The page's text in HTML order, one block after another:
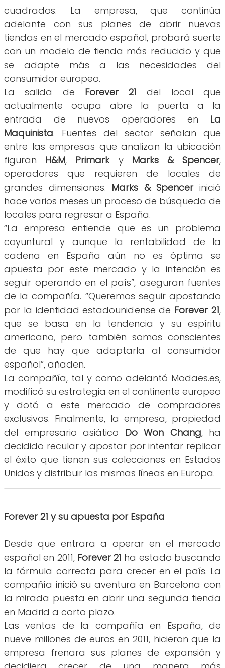
cuadrados. La empresa, que continúa
adelante con sus planes de abrir nuevas
tiendas en el mercado español, probará suerte
con un modelo de tienda más reducido y que
se adapte más a las necesidades del
consumidor europeo.
La salida de Forever 21 del local que
actualmente ocupa abre la puerta a la
entrada de nuevos operadores en La
Maquinista. Fuentes del sector señalan que
entre las empresas que analizan la ubicación
figuran H&M, Primarky Marks & Spencer,
operadores que requieren de locales de
grandes dimensiones. Marks & Spencerinició
hace varios meses un proceso de búsqueda de
locales para regresar a España.
“La empresa entiende que es un problema
coyuntural y aunque la rentabilidad de la
cadena en España aún no es óptima se
apuesta por este mercado y la intención es
seguir operando en el país”, aseguran fuentes
de la compañía. “Queremos seguir apostando
por la identidad estadounidense de Forever 21,
que se basa en la tendencia y su espíritu
americano, pero también somos conscientes
de que hay que adaptarla al consumidor
español”, añaden.
La compañía, tal y como adelantó Modaes.es,
modificó su estrategia en el continente europeo
y dotó a este mercado de compradores
exclusivos. Finalmente, la empresa, propiedad
del empresario asiático Do Won Chang, ha
decidido recular y apostar por intentar replicar
el éxito que tienen sus colecciones en Estados
Unidos y distribuir las mismas líneas en Europa.
Forever 21 y su apuesta por España
Desde que entrara a operar en el mercado
español en 2011, Forever 21 ha estado buscando
la fórmula correcta para crecer en el país. La
compañía inició su aventura en Barcelona con
la mirada puesta en abrir una segunda tienda
en Madrid a corto plazo.
Las ventas de la compañía en España, de
nueve millones de euros en 2011, hicieron que la
empresa frenara sus planes de expansión y